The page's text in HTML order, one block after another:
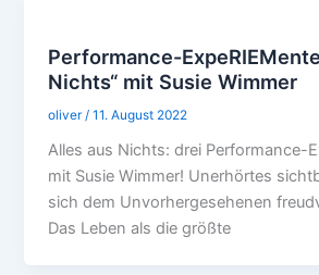
Performance-
Nichts“ mit Susie Wimmer
oliver /11. August 2022
Alles aus Nichts: drei Performance-
mit Susie Wimmer! Unerhörtes
sich dem Unvorhergesehenen
Das Leben als die größte